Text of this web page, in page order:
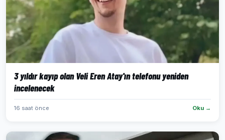
3 yıldır kayıp olan Veli Eren Atay'ın telefonu yeniden
incelenecek
16 saat önce Oku →